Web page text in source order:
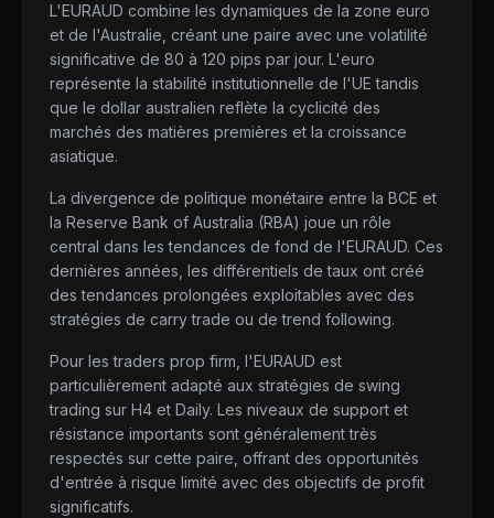
L'EURAUD combine les dynamiques de la zone euro
et de l'Australie, créant une paire avec une volatilité
significative de 80 à 120 pips par jour. L'euro
représente la stabilité institutionnelle de l'UE tandis
que le dollar australien reflète la cyclicité des
marchés des matières premières et la croissance
asiatique.
La divergence de politique monétaire entre la BCE et
la Reserve Bank of Australia (RBA) joue un rôle
central dans les tendances de fond de l'EURAUD. Ces
dernières années, les différentiels de taux ont créé
des tendances prolongées exploitables avec des
stratégies de carry trade ou de trend following.
Pour les traders prop firm, l'EURAUD est
particulièrement adapté aux stratégies de swing
trading sur H4 et Daily. Les niveaux de support et
résistance importants sont généralement très
respectés sur cette paire, offrant des opportunités
d'entrée à risque limité avec des objectifs de profit
significatifs.